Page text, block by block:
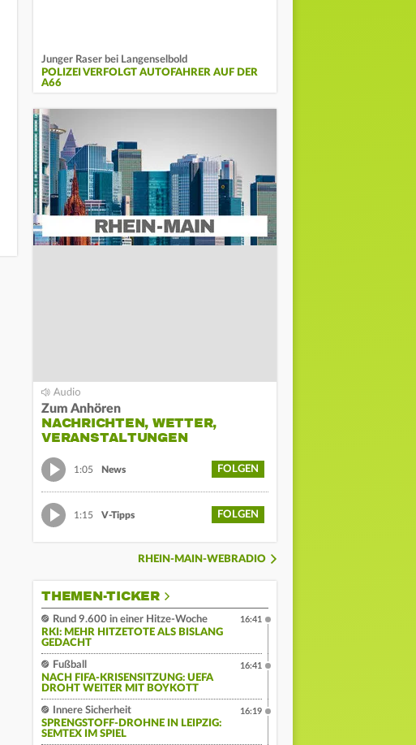
Junger Raser bei Langenselbold
POLIZEI VERFOLGT AUTOFAHRER AUF DER
A66
Zum Anhören
NACHRICHTEN, WETTER,
VERANSTALTUNGEN
1:05 News FOLGEN
1:15 V-Tipps FOLGEN
RHEIN-MAIN-WEBRADIO
THEMEN-TICKER
Rund 9.600 in einer Hitze-Woche
RKI: MEHR HITZETOTE ALS BISLANG
GEDACHT
16:41
Fußball
NACH FIFA-KRISENSITZUNG: UEFA
DROHT WEITER MIT BOYKOTT
16:41
Innere Sicherheit
SPRENGSTOFF-DROHNE IN LEIPZIG:
SEMTEX IM SPIEL
16:19